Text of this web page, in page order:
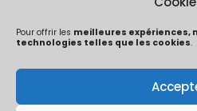
Pour offrir les meilleures expériences,
technologies telles que les cookies.
Politique de confidentialité
Politique de